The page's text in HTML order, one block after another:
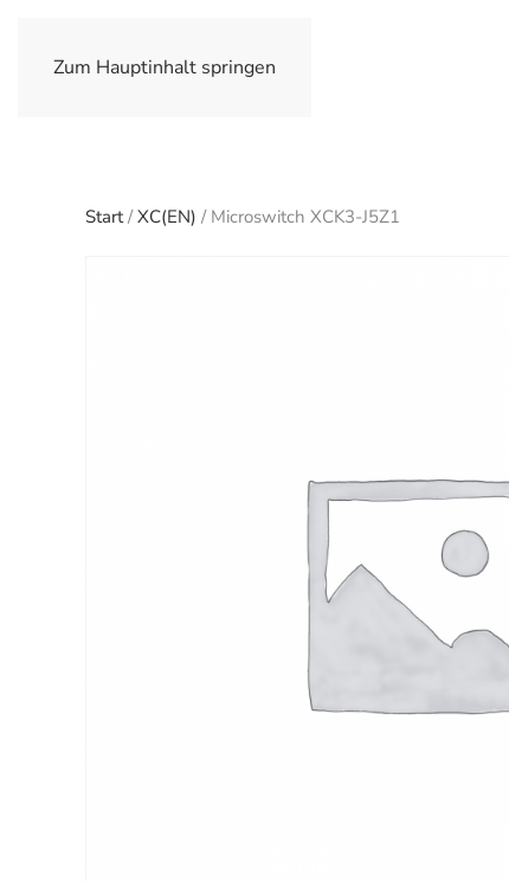
Zum Hauptinhalt springen
Start/XC(EN) / Microswitch XCK3-J5Z1